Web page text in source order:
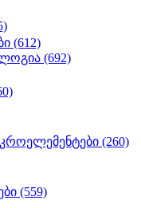
(612)
(692)
(260)
(559)